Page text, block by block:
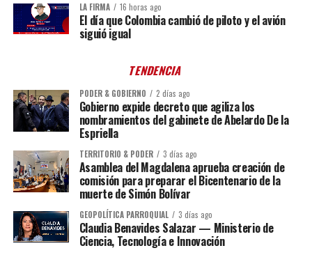
LA FIRMA 16 horas ago
El día que Colombia cambió de piloto y el avión
siguió igual
TENDENCIA
PODER & GOBIERNO 2 días ago
Gobierno expide decreto que agiliza los
nombramientos del gabinete de Abelardo De la
Espriella
TERRITORIO & PODER 3 días ago
Asamblea del Magdalena aprueba creación de
comisión para preparar el Bicentenario de la
muerte de Simón Bolívar
GEOPOLÍTICA PARROQUIAL 3 días ago
Claudia Benavides Salazar — Ministerio de
Ciencia, Tecnología e Innovación